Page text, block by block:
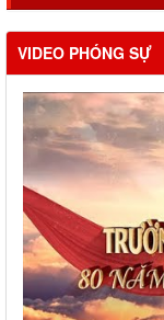
VIDEO PHÓNG SỰ